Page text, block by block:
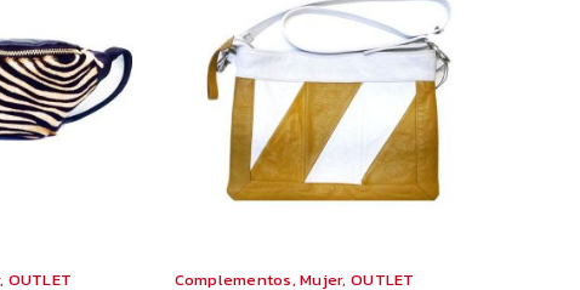
, OUTLET Complementos,Mujer, OUTLET